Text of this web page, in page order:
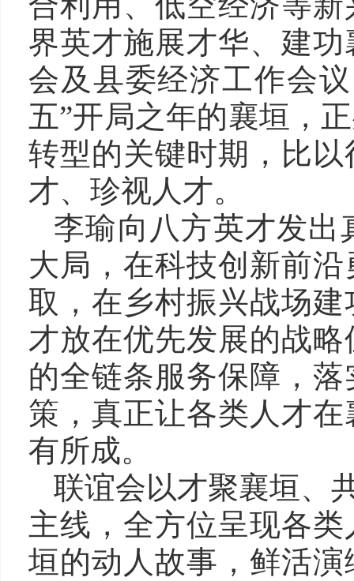
界英才施展才华、建
会及县委经济工作会
五”开局之年的襄垣，
转型的关键时期，比
才、珍视人才。
李瑜向八方英才发出
大局，在科技创新前
取，在乡村振兴战场
才放在优先发展的战
的全链条服务保障，
策，真正让各类人才
有所成。
联谊会以才聚襄垣、
主线，全方位呈现各
垣的动人故事，鲜活